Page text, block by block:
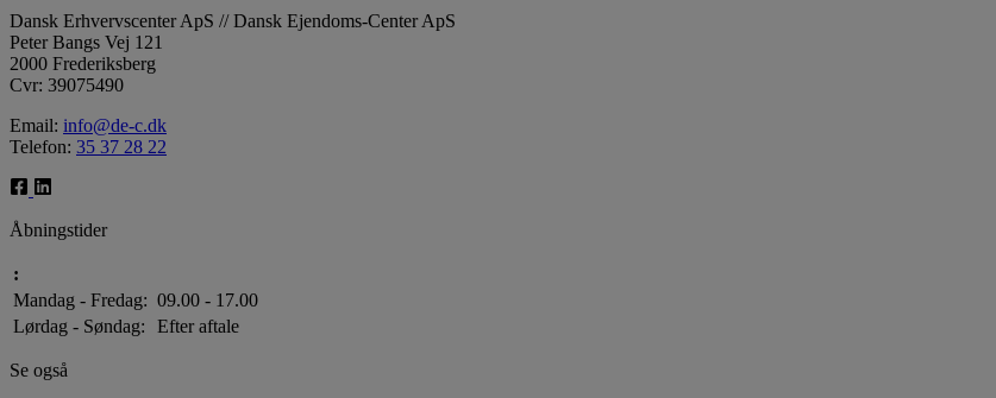
Dansk Erhvervscenter ApS // Dansk Ejendoms-Center ApS
Peter Bangs Vej 121
2000 Frederiksberg
Cvr: 39075490
Email: info@de-c.dk
Telefon: 35 37 28 22
Åbningstider
:
Mandag - Fredag: 09.00 - 17.00
Lørdag - Søndag:
Efter aftale
Se også